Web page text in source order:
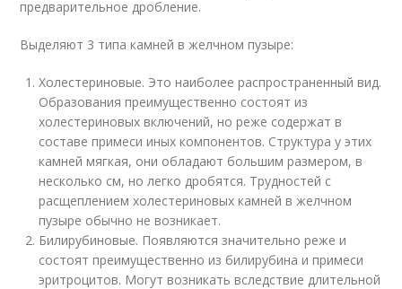
предварительное дробление.
Выделяют 3 типа камней в желчном пузыре:
Холестериновые. Это наиболее распространенный вид.
Образования преимущественно состоят из
холестериновых включений, но реже содержат в
составе примеси иных компонентов. Структура у этих
камней мягкая, они обладают большим размером, в
несколько см, но легко дробятся. Трудностей с
расщеплением холестериновых камней в желчном
пузыре обычно не возникает.
Билирубиновые. Появляются значительно реже и
состоят преимущественно из билирубина и примеси
эритроцитов. Могут возникать вследствие длительной